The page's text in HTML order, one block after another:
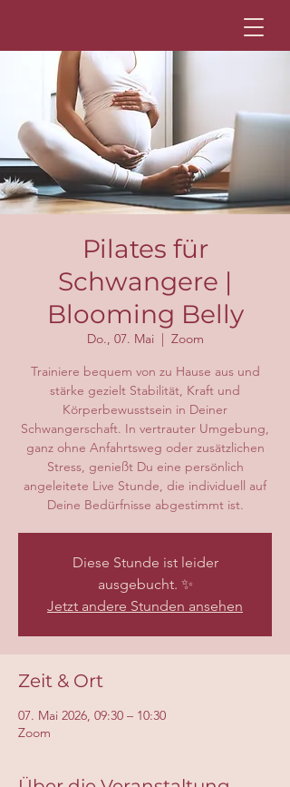
Pilates für
Schwangere |
Blooming Belly
Do., 07. Mai
  |
Zoom
Trainiere bequem von zu Hause aus und
stärke gezielt Stabilität, Kraft und
Körperbewusstsein in Deiner
Schwangerschaft. In vertrauter Umgebung,
ganz ohne Anfahrtsweg oder zusätzlichen
Stress, genießt Du eine persönlich
angeleitete Live Stunde, die individuell auf
Deine Bedürfnisse abgestimmt ist.
Diese Stunde ist leider
ausgebucht. ✨
Jetzt andere Stunden ansehen
Zeit & Ort
07. Mai 2026, 09:30 – 10:30
Zoom